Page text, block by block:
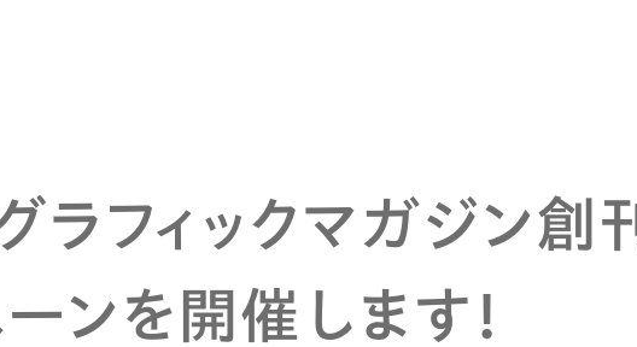
ラフィックマガジン
ンを開催します！